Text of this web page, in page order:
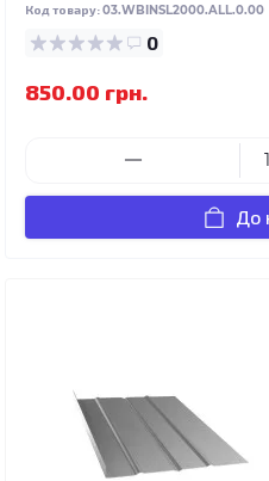
Код товару:03.WBINSL2000.ALL.0.00
0
850.00 грн.
До